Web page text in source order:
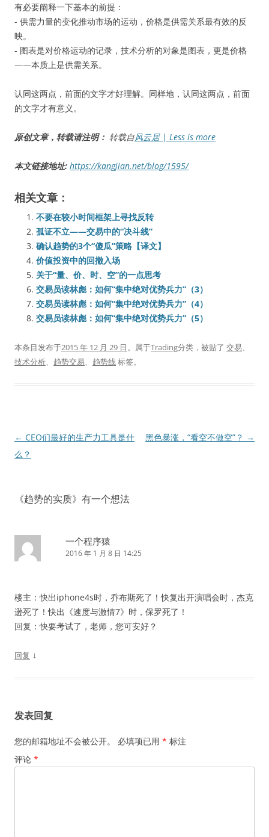
有必要阐释一下基本的前提：
- 供需力量的变化推动市场的运动，价格是供需关系最有效的反
映。
- 图表是对价格运动的记录，技术分析的对象是图表，更是价格
——本质上是供需关系。
认同这两点，前面的文字才好理解。同样地，认同这两点，前面
的文字才有意义。
原创文章，转载请注明： 转载自风云居 | Less is more
本文链接地址: https://kangjian.net/blog/1595/
相关文章：
不要在较小时间框架上寻找反转
孤证不立——交易中的“决斗线”
确认趋势的3个“傻瓜”策略【译文】
价值投资中的回撤入场
关于“量、价、时、空”的一点思考
交易员读林彪：如何“集中绝对优势兵力”（3）
交易员读林彪：如何“集中绝对优势兵力”（4）
交易员读林彪：如何“集中绝对优势兵力”（5）
本条目发布于2015 年 12 月 29 日。属于Trading分类，被贴了 交易、
技术分析、 趋势交易、 趋势线标签。
文
章
← CEO们最好的生产力工具是什
么？
黑色暴涨，“看空不做空”？ →
《趋势的实质》有一个想法
一个程序猿
2016 年 1 月 8 日 14:25
楼主：快出iphone4s时，乔布斯死了！快复出开演唱会时，杰克
逊死了！快出《速度与激情7》时，保罗死了！
回复：快要考试了，老师，您可安好？
回复 ↓
发表回复
您的邮箱地址不会被公开。 必填项已用 * 标注
评论 *